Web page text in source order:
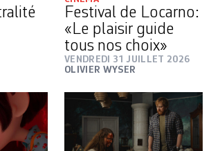
Festival de Locarno:
«Le plaisir guide
tous nos choix»
VENDREDI 31 JUILLET 2026
OLIVIER WYSER